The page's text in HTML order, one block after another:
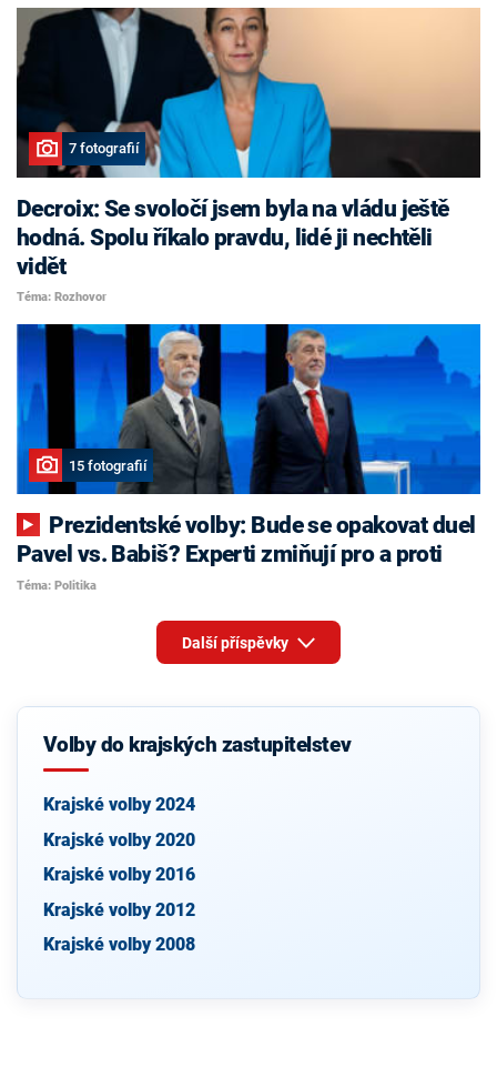
7 fotografií
Decroix: Se svoločí jsem byla na vládu ještě
hodná. Spolu říkalo pravdu, lidé ji nechtěli
vidět
Téma: Rozhovor
15 fotografií
Pavel vs. Babiš? Experti zmiňují pro a proti
Téma: Politika
Další příspěvky
Volby do krajských zastupitelstev
Krajské volby 2024
Krajské volby 2020
Krajské volby 2016
Krajské volby 2012
Krajské volby 2008